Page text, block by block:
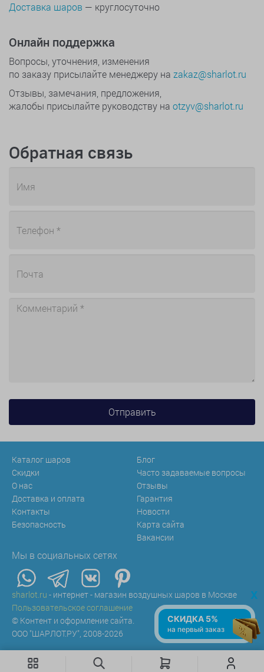
Доставка шаров — круглосуточно
Онлайн поддержка
Вопросы, уточнения, изменения
по заказу присылайте менеджеру на zakaz@sharlot.ru
Отзывы, замечания, предложения,
жалобы присылайте руководству на otzyv@sharlot.ru
Обратная связь
Каталог шаров
Скидки
О нас
Доставка и оплата
Контакты
Безопасность
Блог
Часто задаваемые вопросы
Отзывы
Гарантия
Новости
Карта сайта
Вакансии
Мы в социальных сетях
sharlot.ru - интернет - магазин воздушных шаров в Москве
Пользовательское соглашение
© Контент и оформление сайта.
ООО "ШАРЛОТ.РУ", 2008-2026
x
СКИДКА 5%
на первый заказ